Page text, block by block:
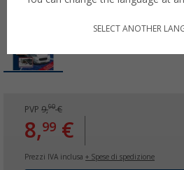
PVP 9,90€
8,99 €
Prezzi IVA inclusa + Spese di spedizione
SELECT ANOTHER